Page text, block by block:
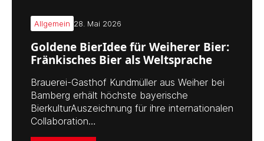
Allgemein 28. Mai 2026
Goldene BierIdee für Weiherer Bier:
Fränkisches Bier als Weltsprache
Brauerei-Gasthof Kundmüller aus Weiher bei
Bamberg erhält höchste bayerische
BierkulturAuszeichnung für ihre internationalen
Collaboration…